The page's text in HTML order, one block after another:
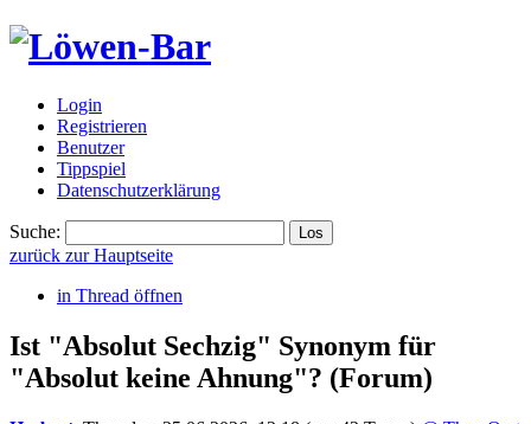
Login
Registrieren
Benutzer
Tippspiel
Datenschutzerklärung
Suche:
zurück zur Hauptseite
in Thread öffnen
Ist "Absolut Sechzig" Synonym für
"Absolut keine Ahnung"? (Forum)